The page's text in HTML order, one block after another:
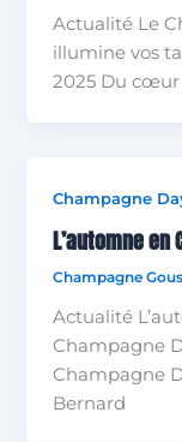
Actualité Le
illumine vos
2025 Du
Champagne
L’automne en
Champagne
Actualité
Champagne
Champagne
Bernard